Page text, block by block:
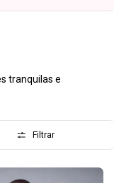
tranquilas e
Filtrar